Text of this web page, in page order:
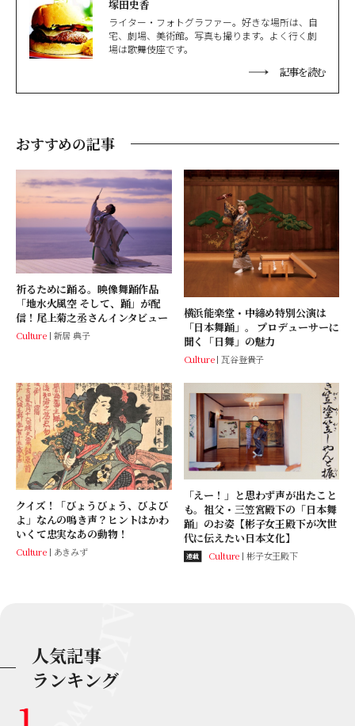
塚田史香
ライター・フォトグラファー。好きな場所は、自
宅、劇場、美術館。写真も撮ります。よく行く劇
場は歌舞伎座です。
記事を読む
おすすめの記事
祈るために踊る。映像舞踊作品
「地水火風空 そして、踊」が配
信！尾上菊之丞さんインタビュー
Culture 新居 典子
横浜能楽堂・中締め特別公演は
「日本舞踊」。 プロデューサーに
聞く「日舞」の魅力
Culture 瓦谷登貴子
クイズ！「びょうびょう、びよび
よ」なんの鳴き声？ヒントはかわ
いくて忠実なあの動物！
Culture あきみず
「えー！」と思わず声が出たこと
も。祖父・三笠宮殿下の「日本舞
踊」のお姿【彬子女王殿下が次世
代に伝えたい日本文化】
連載 Culture 彬子女王殿下
人気記事
ランキング